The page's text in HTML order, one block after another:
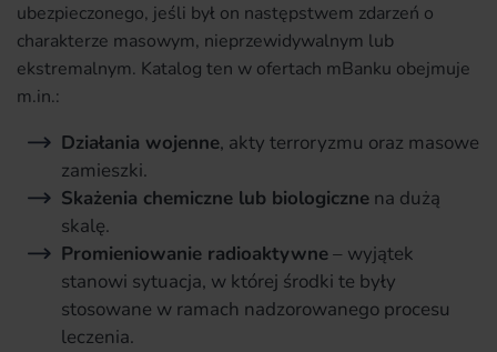
ubezpieczonego, jeśli był on następstwem zdarzeń o
charakterze masowym, nieprzewidywalnym lub
ekstremalnym. Katalog ten w ofertach mBanku obejmuje
m.in.:
Działania wojenne, akty terroryzmu oraz masowe
zamieszki.
Skażenia chemiczne lub biologiczne na dużą
skalę.
Promieniowanie radioaktywne– wyjątek
stanowi sytuacja, w której środki te były
stosowane w ramach nadzorowanego procesu
leczenia.